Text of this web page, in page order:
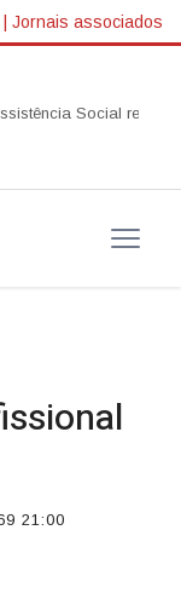
| Jornais associados
Social realiza
21:00